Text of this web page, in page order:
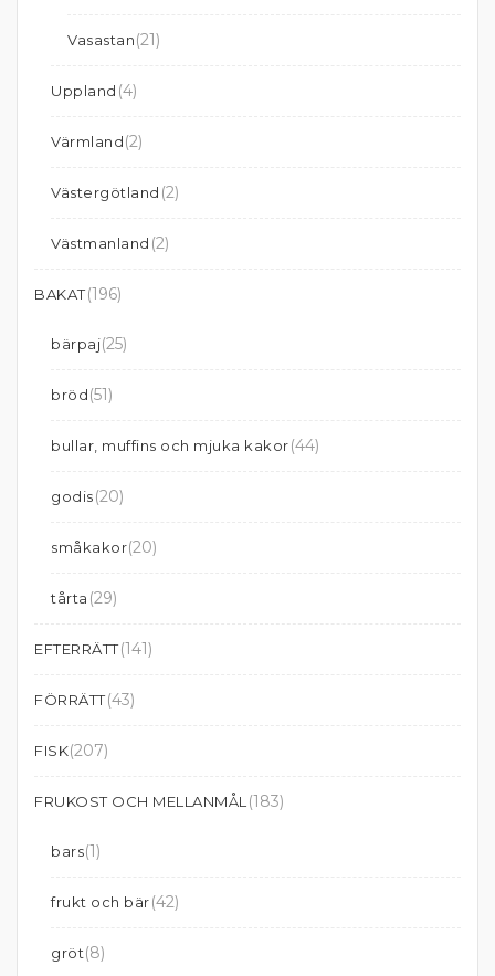
Vasastan(21)
Uppland (4)
Värmland(2)
Västergötland (2)
Västmanland (2)
BAKAT(196)
bärpaj(25)
bröd(51)
bullar, muffins och mjuka kakor(44)
godis(20)
småkakor(20)
tårta (29)
EFTERRÄTT(141)
FÖRRÄTT(43)
FISK(207)
FRUKOST OCH MELLANMÅL(183)
bars(1)
frukt och bär(42)
gröt(8)